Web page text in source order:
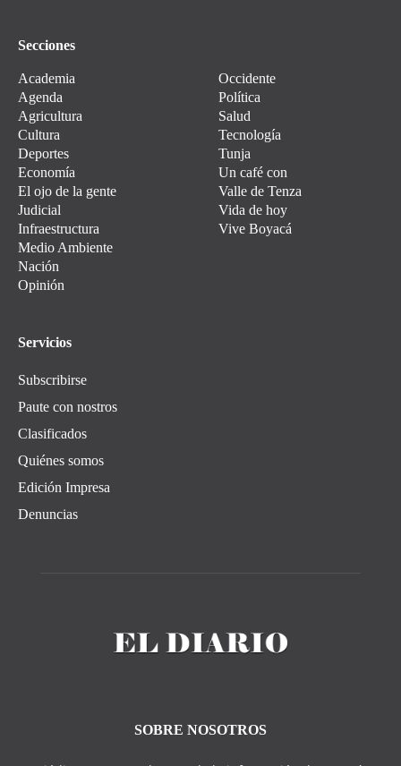
Secciones
Academia
Agenda
Agricultura
Cultura
Deportes
Economía
El ojo de la gente
Judicial
Infraestructura
Medio Ambiente
Nación
Opinión
Occidente
Política
Salud
Tecnología
Tunja
Un café con
Valle de Tenza
Vida de hoy
Vive Boyacá
Servicios
Subscribirse
Paute con nostros
Clasificados
Quiénes somos
Edición Impresa
Denuncias
SOBRE NOSOTROS